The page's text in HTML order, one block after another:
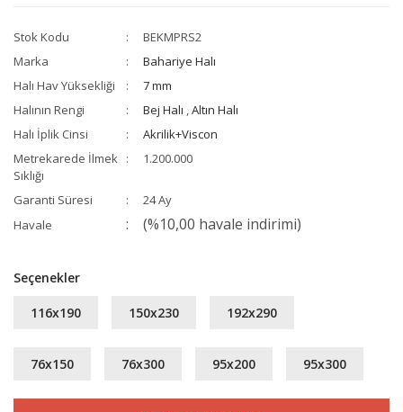
Stok Kodu
BEKMPRS2
Marka
Bahariye Halı
Halı Hav Yüksekliği
7 mm
Halının Rengi
Bej Halı ,Altın Halı
Halı İplik Cinsi
Akrilik+Viscon
Metrekarede İlmek
Sıklığı
1.200.000
Garanti Süresi
24 Ay
Havale
(%10,00 havale indirimi)
Seçenekler
116x190 150x230 192x290
76x150 76x300 95x200 95x300